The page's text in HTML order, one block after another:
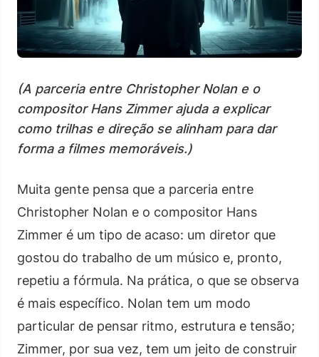
(A parceria entre Christopher Nolan e o
compositor Hans Zimmer ajuda a explicar
como trilhas e direção se alinham para dar
forma a filmes memoráveis.)
Muita gente pensa que a parceria entre
Christopher Nolan e o compositor Hans
Zimmer é um tipo de acaso: um diretor que
gostou do trabalho de um músico e, pronto,
repetiu a fórmula. Na prática, o que se observa
é mais específico. Nolan tem um modo
particular de pensar ritmo, estrutura e tensão;
Zimmer, por sua vez, tem um jeito de construir